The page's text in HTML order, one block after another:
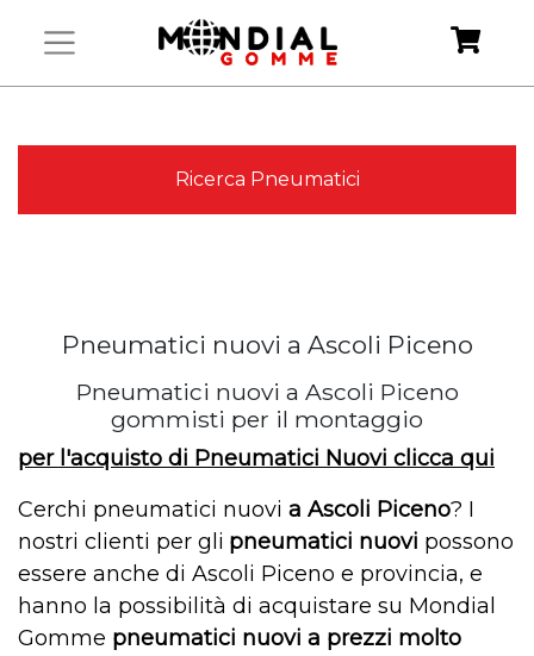
Ricerca Pneumatici
Pneumatici nuovi a Ascoli Piceno
Pneumatici nuovi a Ascoli Piceno
gommisti per il montaggio
per l'acquisto di Pneumatici Nuovi clicca qui
Cerchi pneumatici nuovi a Ascoli Piceno? I
nostri clienti per gli pneumatici nuovi possono
essere anche di Ascoli Piceno e provincia, e
hanno la possibilità di acquistare su Mondial
Gomme pneumatici nuovi a prezzi molto